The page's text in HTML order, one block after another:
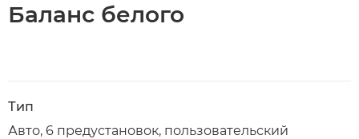
Баланс белого
Тип
Авто, 6 предустановок, пользовательский